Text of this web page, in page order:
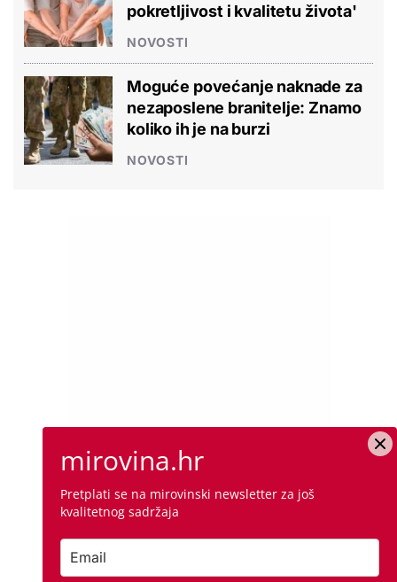
pokretljivost i kvalitetu života'
NOVOSTI
Moguće povećanje naknade za
nezaposlene branitelje: Znamo
koliko ih je na burzi
NOVOSTI
mirovina.hr
Pretplati se na mirovinski newsletter za još
kvalitetnog sadržaja